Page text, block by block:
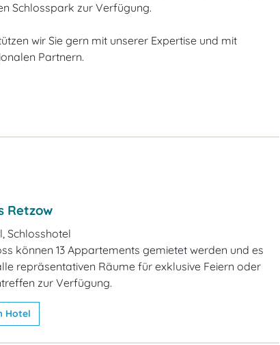
Schlosspark zur Verfügung.
wir Sie gern mit unserer Expertise und mit
Partnern.
Retzow
Schlosshotel
können 13 Appartements gemietet werden und es
repräsentativen Räume für exklusive Feiern oder
zur Verfügung.
Hotel